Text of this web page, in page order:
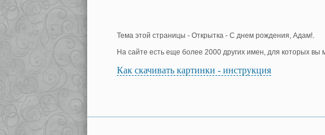
Тема этой страницы - Открытка - С днем рождения, Адам!.
На сайте есть еще более 2000 других имен, для которых
Как скачивать картинки - инструкция